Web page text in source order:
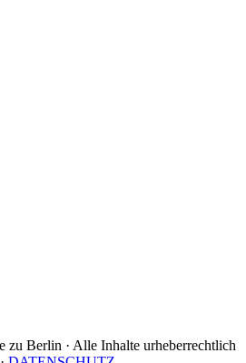
zu Berlin · Alle Inhalte urheberrechtlich